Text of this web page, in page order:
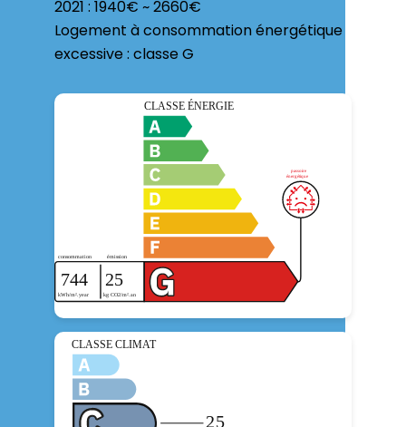
2021 : 1940€ ~ 2660€
Logement à consommation énergétique
excessive : classe G